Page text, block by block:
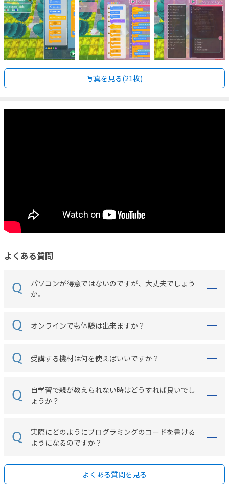
写真を見る(21枚)
よくある質問
パソコンが得意ではないのですが、大丈夫でしょう
か。
オンラインでも体験は出来ますか？
受講する機材は何を使えばいいですか？
自学習で親が教えられない時はどうすれば良いでし
ょうか？
実際にどのようにプログラミングのコードを書ける
ようになるのですか？
よくある質問を見る